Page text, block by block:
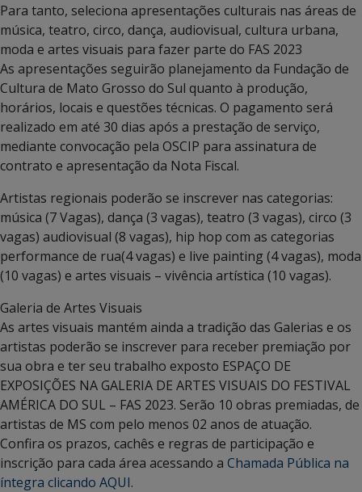
Para tanto, seleciona apresentações culturais nas áreas de
música, teatro, circo, dança, audiovisual, cultura urbana,
moda e artes visuais para fazer parte do FAS 2023
As apresentações seguirão planejamento da Fundação de
Cultura de Mato Grosso do Sul quanto à produção,
horários, locais e questões técnicas. O pagamento será
realizado em até 30 dias após a prestação de serviço,
mediante convocação pela OSCIP para assinatura de
contrato e apresentação da Nota Fiscal.
Artistas regionais poderão se inscrever nas categorias:
música (7 Vagas), dança (3 vagas), teatro (3 vagas), circo (3
vagas) audiovisual (8 vagas), hip hop com as categorias
performance de rua(4 vagas) e live painting (4 vagas), moda
(10 vagas) e artes visuais – vivência artística (10 vagas).
Galeria de Artes Visuais
As artes visuais mantém ainda a tradição das Galerias e os
artistas poderão se inscrever para receber premiação por
sua obra e ter seu trabalho exposto ESPAÇO DE
EXPOSIÇÕES NA GALERIA DE ARTES VISUAIS DO FESTIVAL
AMÉRICA DO SUL – FAS 2023. Serão 10 obras premiadas, de
artistas de MS com pelo menos 02 anos de atuação.
Confira os prazos, cachês e regras de participação e
inscrição para cada área acessando a Chamada Pública na
íntegra clicando AQUI.